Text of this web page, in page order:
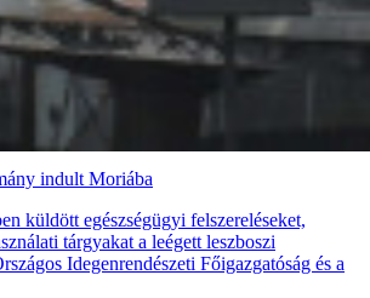
indult Moriába
küldött egészségügyi felszereléseket,
tárgyakat a leégett leszboszi
Idegenrendészeti Főigazgatóság és a